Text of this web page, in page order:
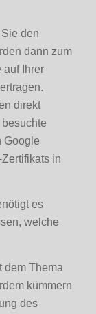
den
dann zum
auf Ihrer
direkt
Google
in
es
welche
dem Thema
kümmern
des